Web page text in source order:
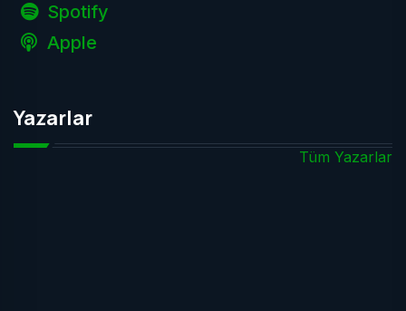
Spotify
Apple
Yazarlar
Tüm Yazarlar